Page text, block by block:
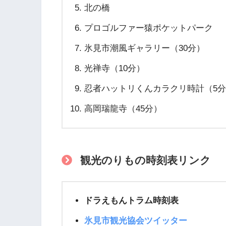
北の橋
プロゴルファー猿ポケットパーク
氷見市潮風ギャラリー（30分）
光禅寺（10分）
忍者ハットリくんカラクリ時計（5
高岡瑞龍寺（45分）
観光のりもの時刻表リンク
ドラえもんトラム時刻表
氷見市観光協会ツイッター